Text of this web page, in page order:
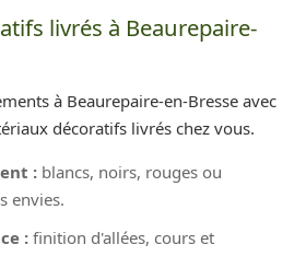
livrés à Beaurepaire-
à Beaurepaire-en-Bresse avec
décoratifs livrés chez vous.
: blancs, noirs, rouges ou
envies.
: finition d'allées, cours et